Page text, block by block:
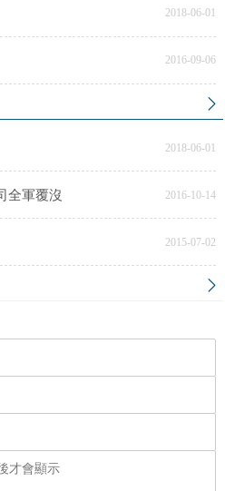
2018-06-01
2016-09-06
2018-06-01
全軍覆沒 2016-10-14
2015-07-02